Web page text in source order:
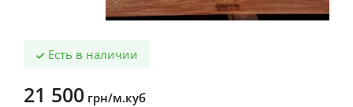
Есть в наличии
21 500 грн/м.куб